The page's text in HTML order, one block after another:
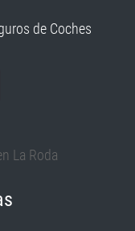
de Coches